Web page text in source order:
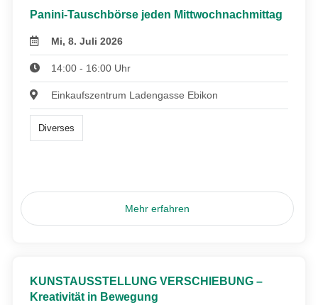
Panini-Tauschbörse jeden Mittwochnachmittag
Mi, 8. Juli 2026
14:00 - 16:00 Uhr
Einkaufszentrum Ladengasse Ebikon
Diverses
Mehr erfahren
KUNSTAUSSTELLUNG VERSCHIEBUNG –
Kreativität in Bewegung